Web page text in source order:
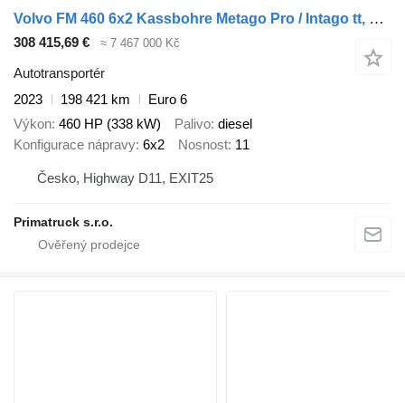
Volvo FM 460 6x2 Kassbohre Metago Pro / Intago tt, VDI
308 415,69 € ≈ 7 467 000 Kč
Autotransportér
2023
198 421 km
Euro 6
Výkon 460 HP (338 kW) Palivo diesel
Konfigurace nápravy 6x2 Nosnost 11
Česko, Highway D11, EXIT25
Primatruck s.r.o.